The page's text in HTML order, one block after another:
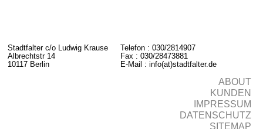
Stadtfalter c/o Ludwig Krause
Albrechtstr 14
10117 Berlin
Telefon : 030/2814907
Fax : 030/28473881
E-Mail : info(at)stadtfalter.de
ABOUT
KUNDEN
IMPRESSUM
DATENSCHUTZ
SITEMAP